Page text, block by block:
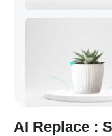
AI Replace :